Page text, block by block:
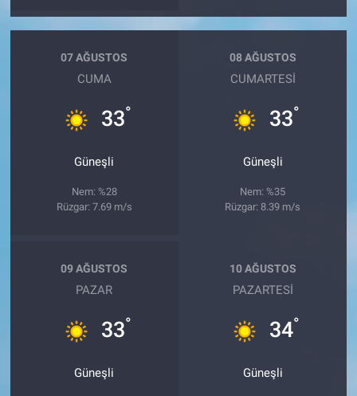
07 AĞUSTOS
CUMA
33°
Güneşli
Nem: %28
Rüzgar: 7.69 m/s
08 AĞUSTOS
CUMARTESI
33°
Güneşli
Nem: %35
Rüzgar: 8.39 m/s
09 AĞUSTOS
PAZAR
33°
Güneşli
10 AĞUSTOS
PAZARTESI
34°
Güneşli